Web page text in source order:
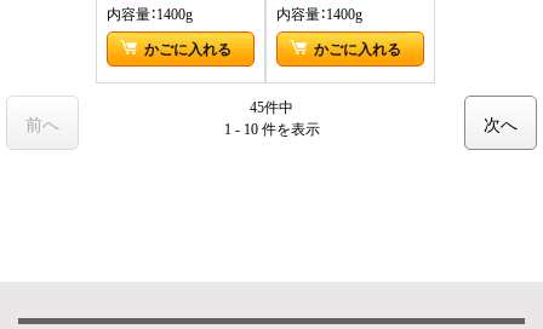
内容量：1400g
かごに入れる
内容量：1400g
かごに入れる
45件中
1 - 10 件を表示
前へ 次へ